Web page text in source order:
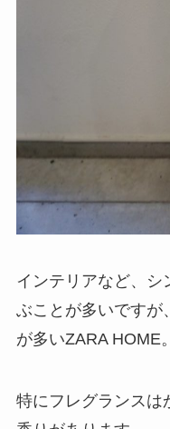
インテリアなど、シ
ぶことが多いですが
が多いZARA HOME。
特にフレグランスは